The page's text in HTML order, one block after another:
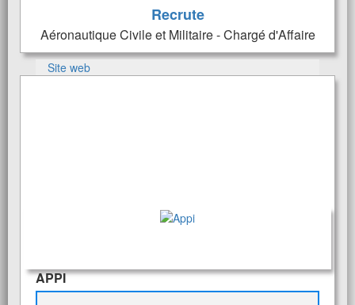
Recrute
Aéronautique Civile et Militaire - Chargé d'Affaire
Site web
APPI